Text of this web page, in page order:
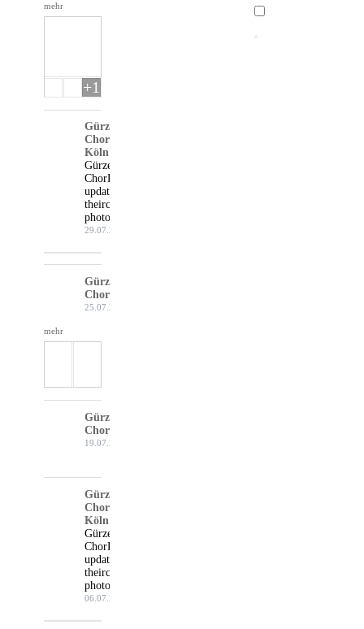
mehr
+1
Gürzenich-
Chor
Köln
Gürzenich-
Chor Köln
updated
their cover
photo.
29.07.26
Gürzenich-
Chor Köln
25.07.26
mehr
Gürzenich-
Chor Köln
19.07.26
Gürzenich-
Chor
Köln
Gürzenich-
Chor Köln
updated
their cover
photo.
06.07.26